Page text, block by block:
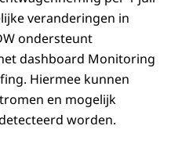
veranderingen in
ondersteunt
dashboard Monitoring
Hiermee kunnen
en mogelijk
worden.